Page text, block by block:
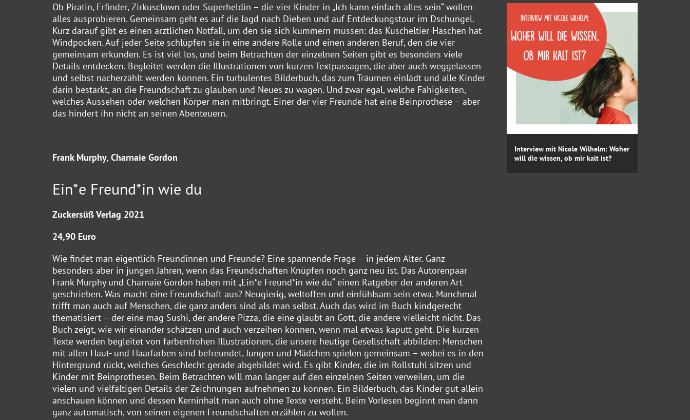
Ob Piratin, Erfinder, Zirkusclown oder Superheldin – die vier Kinder in „Ich kann einfach alles sein“ wollen
alles ausprobieren. Gemeinsam geht es auf die Jagd nach Dieben und auf Entdeckungstour im Dschungel.
Kurz darauf gibt es einen ärztlichen Notfall, um den sie sich kümmern müssen: das Kuscheltier-Häschen hat
Windpocken. Auf jeder Seite schlüpfen sie in eine andere Rolle und einen anderen Beruf, den die vier
gemeinsam erkunden. Es ist viel los, und beim Betrachten der einzelnen Seiten gibt es besonders viele
Details entdecken. Begleitet werden die Illustrationen von kurzen Textpassagen, die aber auch weggelassen
und selbst nacherzählt werden können. Ein turbulentes Bilderbuch, das zum Träumen einlädt und alle Kinder
darin bestärkt, an die Freundschaft zu glauben und Neues zu wagen. Und zwar egal, welche Fähigkeiten,
welches Aussehen oder welchen Körper man mitbringt. Einer der vier Freunde hat eine Beinprothese – aber
das hindert ihn nicht an seinen Abenteuern.
Frank Murphy, Charnaie Gordon
Ein*e Freund*in wie du
Zuckersüß Verlag 2021
24,90 Euro
Wie findet man eigentlich Freundinnen und Freunde? Eine spannende Frage – in jedem Alter. Ganz
besonders aber in jungen Jahren, wenn das Freundschaften Knüpfen noch ganz neu ist. Das Autorenpaar
Frank Murphy und Charnaie Gordon haben mit „Ein*e Freund*in wie du“ einen Ratgeber der anderen Art
geschrieben. Was macht eine Freundschaft aus? Neugierig, weltoffen und einfühlsam sein etwa. Manchmal
trifft man auch auf Menschen, die ganz anders sind als man selbst. Auch das wird im Buch kindgerecht
thematisiert – der eine mag Sushi, der andere Pizza, die eine glaubt an Gott, die andere vielleicht nicht. Das
Buch zeigt, wie wir einander schätzen und auch verzeihen können, wenn mal etwas kaputt geht. Die kurzen
Texte werden begleitet von farbenfrohen Illustrationen, die unsere heutige Gesellschaft abbilden: Menschen
mit allen Haut- und Haarfarben sind befreundet, Jungen und Mädchen spielen gemeinsam – wobei es in den
Hintergrund rückt, welches Geschlecht gerade abgebildet wird. Es gibt Kinder, die im Rollstuhl sitzen und
Kinder mit Beinprothesen. Beim Betrachten will man länger auf den einzelnen Seiten verweilen, um die
vielen und vielfältigen Details der Zeichnungen aufnehmen zu können. Ein Bilderbuch, das Kinder gut allein
anschauen können und dessen Kerninhalt man auch ohne Texte versteht. Beim Vorlesen beginnt man dann
ganz automatisch, von seinen eigenen Freundschaften erzählen zu wollen.
Interview mit Nicole Wilhelm: Woher
will die wissen, ob mir kalt ist?